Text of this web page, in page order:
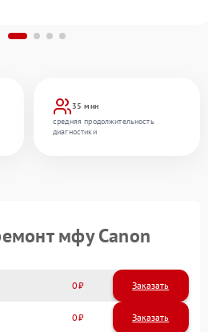
35 мин
средняя продолжительность
диагностики
мфу Canon
0 Заказать
0 Заказать